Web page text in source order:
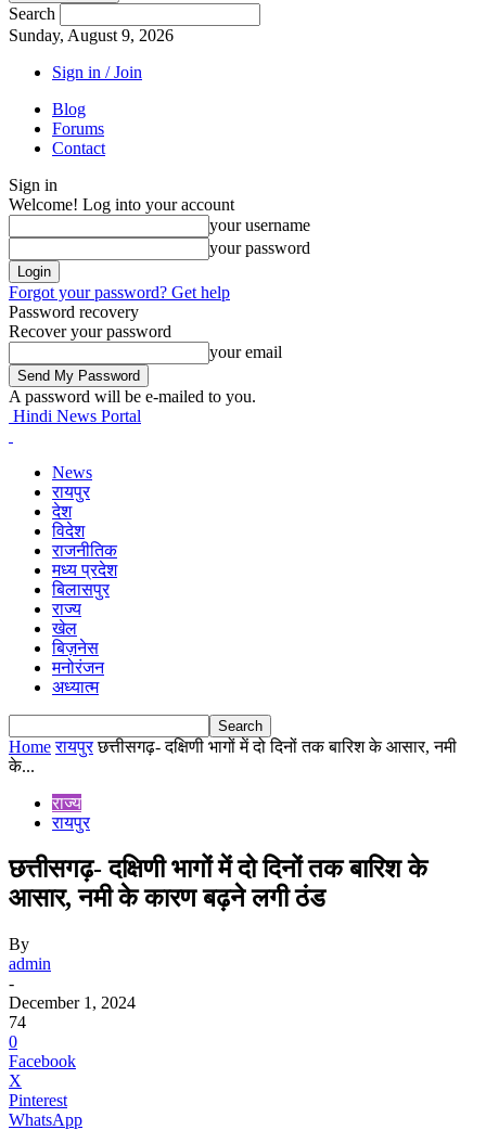
Search
Sunday, August 9, 2026
Sign in / Join
Blog
Forums
Contact
Sign in
Welcome! Log into your account
your username
your password
Forgot your password? Get help
Password recovery
Recover your password
your email
A password will be e-mailed to you.
Hindi News Portal
News
रायपुर
देश
विदेश
राजनीतिक
मध्य प्रदेश
बिलासपुर
राज्य
खेल
बिज़नेस
मनोरंजन
अध्यात्म
Home रायपुर छत्तीसगढ़- दक्षिणी भागों में दो दिनों तक बारिश के आसार, नमी
के...
राज्य
रायपुर
छत्तीसगढ़- दक्षिणी भागों में दो दिनों तक बारिश के
आसार, नमी के कारण बढ़ने लगी ठंड
By
admin
-
December 1, 2024
74
0
Facebook
X
Pinterest
WhatsApp